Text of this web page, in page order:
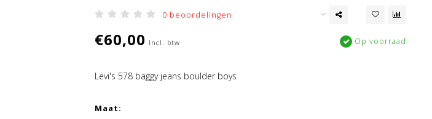
0 beoordelingen
€60,00 Incl. btw Op voorraad
Levi's 578 baggy jeans boulder boys
Maat: